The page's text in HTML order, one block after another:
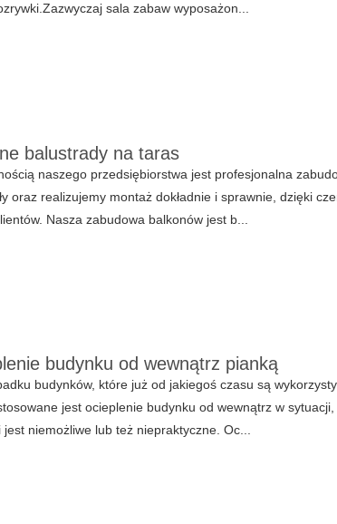
sala zabaw wyposażon...
balustrady na taras
naszego przedsiębiorstwa jest profesjonalna
oraz realizujemy montaż dokładnie i sprawnie, dzięki
Nasza zabudowa balkonów jest b...
budynku od wewnątrz pianką
budynków, które już od jakiegoś czasu są
jest ocieplenie budynku od wewnątrz w
jest niemożliwe lub też niepraktyczne. Oc...